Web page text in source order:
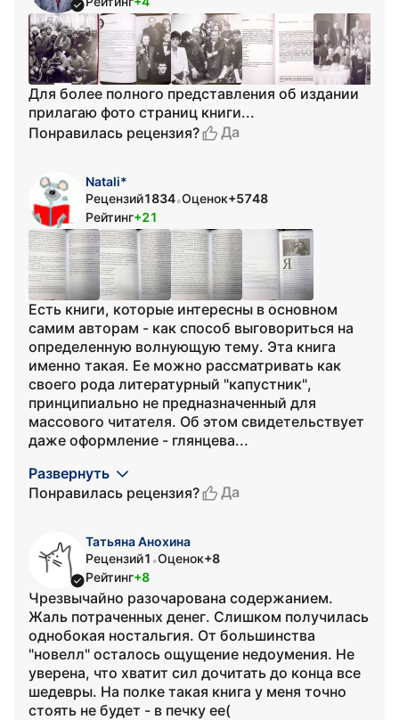
Для более полного представления об издании
прилагаю фото страниц книги...
Понравилась рецензия?
Да
Natali*
Рецензий1834•Оценок+5748
Рейтинг+21
Есть книги, которые интересны в основном
самим авторам - как способ выговориться на
определенную волнующую тему. Эта книга
именно такая. Ее можно рассматривать как
своего рода литературный "капустник",
принципиально не предназначенный для
массового читателя. Об этом свидетельствует
даже оформление - глянцева...
Развернуть
Понравилась рецензия?
Да
Татьяна Анохина
Рецензий1 •Оценок+8
Рейтинг+8
Чрезвычайно разочарована содержанием.
Жаль потраченных денег. Слишком получилась
однобокая ностальгия. От большинства
"новелл" осталось ощущение недоумения. Не
уверена, что хватит сил дочитать до конца все
шедевры. На полке такая книга у меня точно
стоять не будет - в печку ее(